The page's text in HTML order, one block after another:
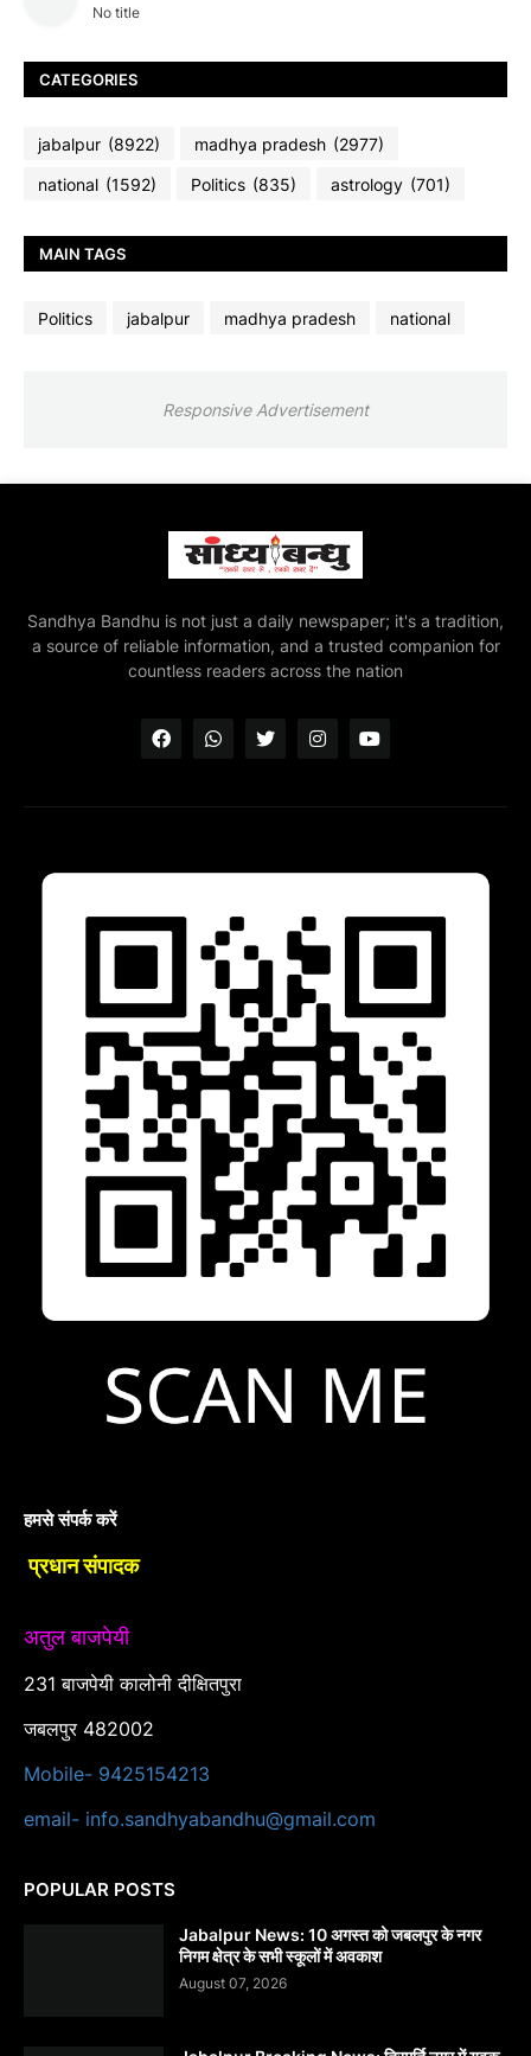
No title
CATEGORIES
jabalpur (8922) madhya pradesh (2977)
national (1592) Politics (835) astrology (701)
MAIN TAGS
Politics jabalpur madhya pradesh national
Responsive Advertisement
Sandhya Bandhu is not just a daily newspaper; it's a tradition,
a source of reliable information, and a trusted companion for
countless readers across the nation
हमसे संपर्क करें
प्रधान संपादक
अतुल बाजपेयी
231 बाजपेयी कालोनी दीक्षितपुरा
जबलपुर 482002
Mobile- 9425154213
email- info.sandhyabandhu@gmail.com
POPULAR POSTS
Jabalpur News: 10 अगस्त को जबलपुर के नगर
निगम क्षेत्र के सभी स्कूलों में अवकाश
August 07, 2026